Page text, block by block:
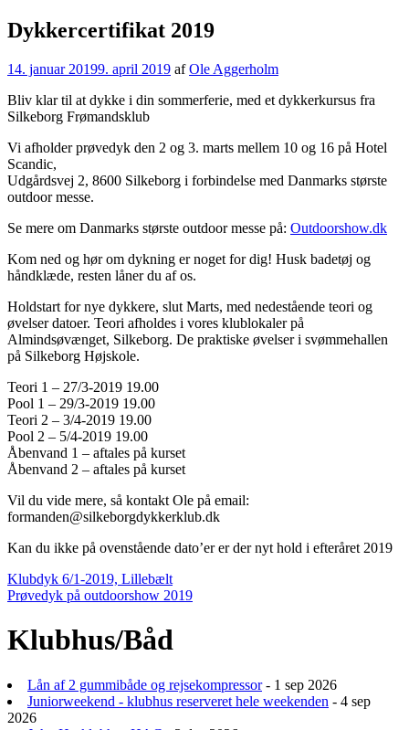
Dykkercertifikat 2019
14. januar 20199. april 2019 afOle Aggerholm
Bliv klar til at dykke i din sommerferie, med et dykkerkursus fra
Silkeborg Frømandsklub
Vi afholder prøvedyk den 2 og 3. marts mellem 10 og 16 på Hotel
Scandic,
Udgårdsvej 2, 8600 Silkeborg i forbindelse med Danmarks største
outdoor messe.
Se mere om Danmarks største outdoor messe på: Outdoorshow.dk
Kom ned og hør om dykning er noget for dig! Husk badetøj og
håndklæde, resten låner du af os.
Holdstart for nye dykkere, slut Marts, med nedestående teori og
øvelser datoer. Teori afholdes i vores klublokaler på
Almindsøvænget, Silkeborg. De praktiske øvelser i svømmehallen
på Silkeborg Højskole.
Teori 1 – 27/3-2019 19.00
Pool 1 – 29/3-2019 19.00
Teori 2 – 3/4-2019 19.00
Pool 2 – 5/4-2019 19.00
Åbenvand 1 – aftales på kurset
Åbenvand 2 – aftales på kurset
Vil du vide mere, så kontakt Ole på email:
formanden@silkeborgdykkerklub.dk
Kan du ikke på ovenstående dato’er er der nyt hold i efteråret 2019
Indlægsnavigation
Klubdyk 6/1-2019, Lillebælt
Prøvedyk på outdoorshow 2019
Klubhus/Båd
Lån af 2 gummibåde og rejsekompressor- 1 sep 2026
Juniorweekend - klubhus reserveret hele weekenden - 4 sep
2026